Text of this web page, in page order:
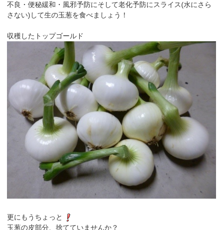
不良・便秘緩和・風邪予防にそして老化予防にスライス(水にさら
さない)して生の玉葱を食べましょう！
収穫したトップゴールド
更にもうちょっと
玉葱の皮部分、捨てていませんか？